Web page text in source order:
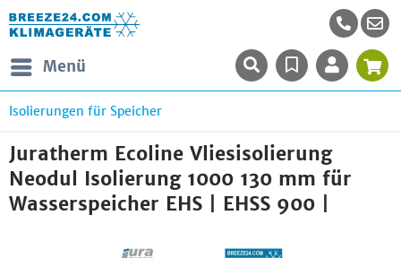
Menü
Isolierungen für Speicher
Juratherm Ecoline Vliesisolierung
Neodul Isolierung 1000 130 mm für
Wasserspeicher EHS | EHSS 900 |